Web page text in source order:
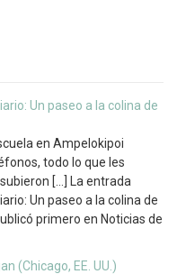
Un paseo a la colina de
en Ampelokipoi
todo lo que les
[…] La entrada
Un paseo a la colina de
primero en Noticias de
(Chicago, EE. UU.)